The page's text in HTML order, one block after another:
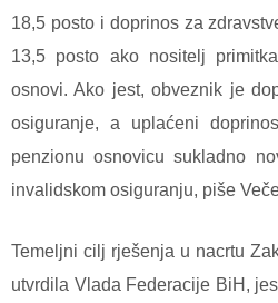
18,5 posto i doprinos za
13,5 posto ako nositelj
osnovi. Ako jest, obveznik je
osiguranje, a uplaćeni
penzionu osnovicu sukladno
invalidskom osiguranju, piše
Temeljni cilj rješenja u nacrtu
utvrdila Vlada Federacije BiH,